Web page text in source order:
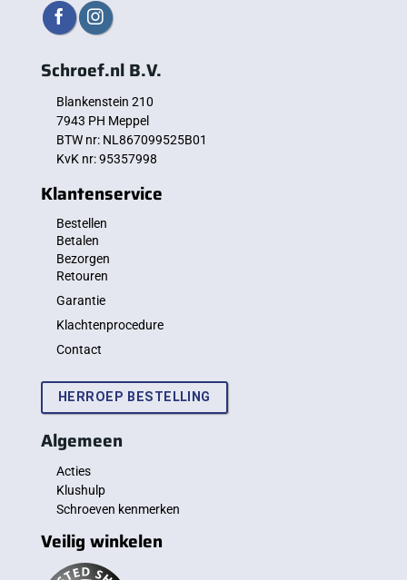
Schroef.nl B.V.
Blankenstein 210
7943 PH Meppel
BTW nr: NL867099525B01
KvK nr: 95357998
Klantenservice
Bestellen
Betalen
Bezorgen
Retouren
Garantie
Klachtenprocedure
Contact
HERROEP BESTELLING
Algemeen
Acties
Klushulp
Schroeven kenmerken
Veilig winkelen